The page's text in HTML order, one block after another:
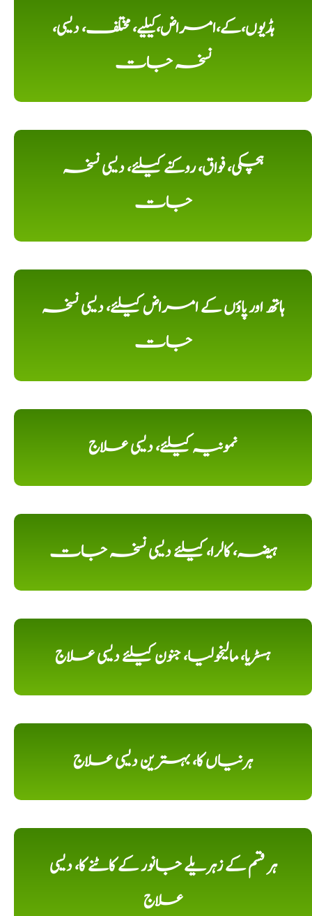
ہڈیوں،کے،امراض،کیلیے، مختلف، دیسی،
نسخہ جات
ہچکی، فواق، روکنے کیلئے، دیسی نسخہ
جات
ہاتھ اور پاؤں کے امراض کیلئے، دیسی نسخہ
جات
نمونیہ کیلئے، دیسی علاج
ہیضہ، کالرا، کیلئے دیسی نسخہ جات
ہسٹریا، مالیخولیا، جنون کیلئے دیسی علاج
ہرنیاں کا، بہترین دیسی علاج
ہر قسم کے زہریلے جانور کے کاٹنے کا، دیسی
علاج